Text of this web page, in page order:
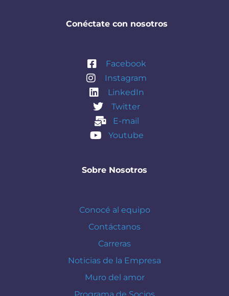
Conéctate con nosotros
Facebook
Instagram
LinkedIn
Twitter
E-mail
Youtube
Sobre Nosotros
Conocé al equipo
Contáctanos
Carreras
Noticias de la Empresa
Muro del amor